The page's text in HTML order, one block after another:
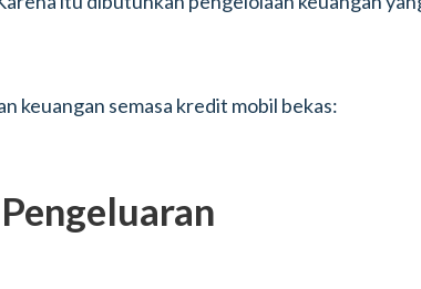
keuangan semasa kredit mobil bekas: